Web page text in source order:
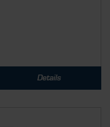
Details